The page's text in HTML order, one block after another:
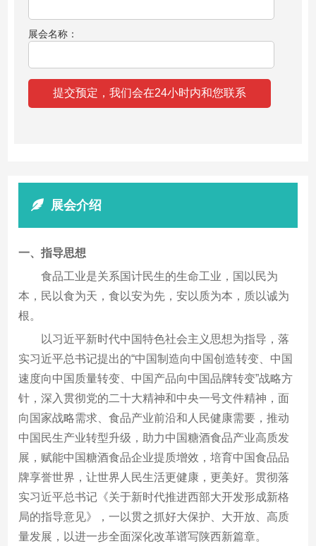
展会名称：
展会介绍
一、指导思想
食品工业是关系国计民生的生命工业，国以民为
本，民以食为天，食以安为先，安以质为本，质以诚为
根。
以习近平新时代中国特色社会主义思想为指导，落
实习近平总书记提出的“中国制造向中国创造转变、中国
速度向中国质量转变、中国产品向中国品牌转变”战略方
针，深入贯彻党的二十大精神和中央一号文件精神，面
向国家战略需求、食品产业前沿和人民健康需要，推动
中国民生产业转型升级，助力中国糖酒食品产业高质发
展，赋能中国糖酒食品企业提质增效，培育中国食品品
牌享誉世界，让世界人民生活更健康，更美好。贯彻落
实习近平总书记《关于新时代推进西部大开发形成新格
局的指导意见》，一以贯之抓好大保护、大开放、高质
量发展，以进一步全面深化改革谱写陕西新篇章。